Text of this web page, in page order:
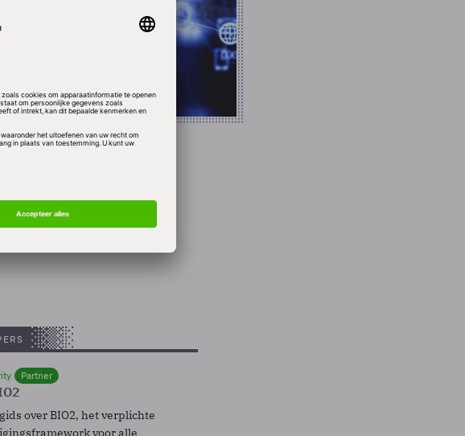
uitkomt op 390
een winst van 360
Partner
over BIO2, het verplichte
voor alle